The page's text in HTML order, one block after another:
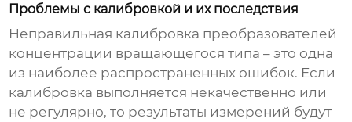
Проблемы с калибровкой и их последствия
Неправильная калибровка преобразователей
концентрации вращающегося типа – это одна
из наиболее распространенных ошибок. Если
калибровка выполняется некачественно или
не регулярно, то результаты измерений будут